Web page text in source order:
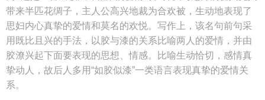
带来半匹花绸子，主人公高兴地裁为合欢被，生动地表现了
思妇内心真挚的爱情和莫名的欢悦。写作上，该名句前句采
用既比且兴的手法，以胶与漆的关系比喻两人的爱情，并由
胶潦兴起下面要表现的思想、情感。比喻生动恰切，感情真
挚动人，故后人多用“如胶似漆”一类语言表现真挚的爱情关
系。